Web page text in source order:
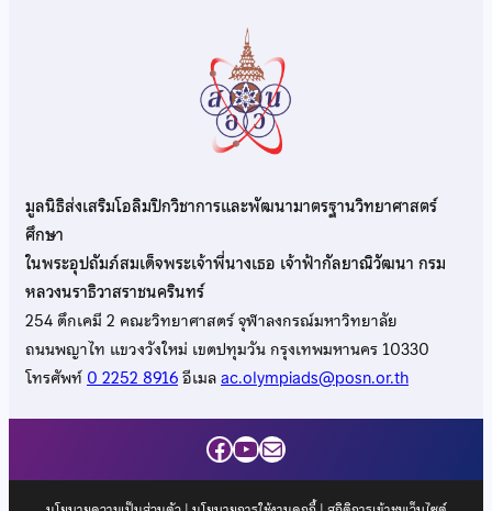
มูลนิธิส่งเสริมโอลิมปิกวิชาการและพัฒนามาตรฐานวิทยาศาสตร์
ศึกษา
ในพระอุปถัมภ์สมเด็จพระเจ้าพี่นางเธอ เจ้าฟ้ากัลยาณิวัฒนา กรม
หลวงนราธิวาสราชนครินทร์
254 ตึกเคมี 2 คณะวิทยาศาสตร์ จุฬาลงกรณ์มหาวิทยาลัย
ถนนพญาไท แขวงวังใหม่ เขตปทุมวัน กรุงเทพมหานคร 10330
โทรศัพท์0 2252 8916อีเมลac.olympiads@posn.or.th
Facebook
YouTube
Mail